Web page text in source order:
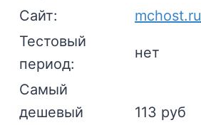
Сайт:
mchost.ru
Тестовый
период:
нет
Самый
дешевый
113 руб